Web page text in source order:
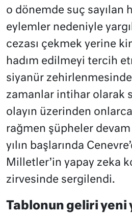
o dönemde suç sayılan
eylemler nedeniyle
cezası çekmek yerine
hadım edilmeyi tercih
siyanür
zamanlar intihar olarak
olayın üzerinden
rağmen şüpheler
yılın başlarında
Milletler’in yapay zeka
zirvesinde sergilendi.
Tablonun geliri yeni